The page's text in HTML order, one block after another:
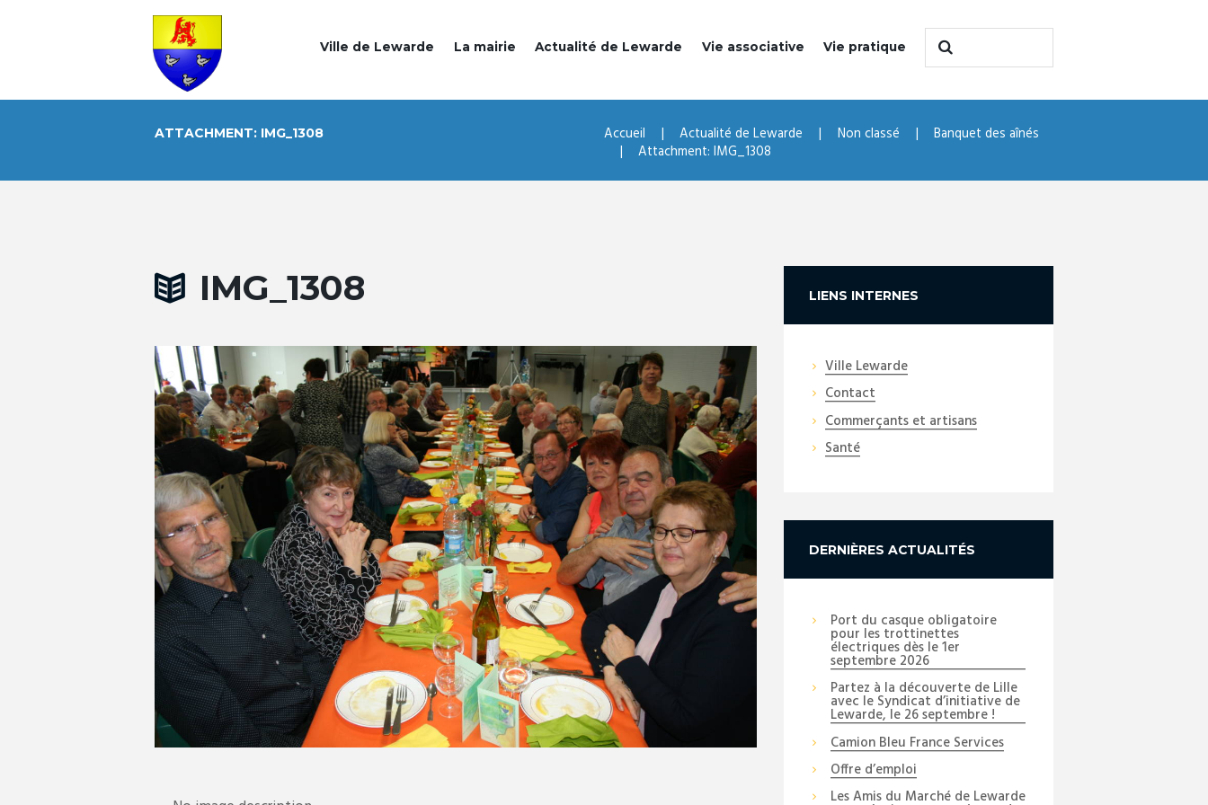
Ville de Lewarde La mairie Actualité de Lewarde Vie associative Vie pratique
ATTACHMENT: IMG_1308 Accueil Actualité de Lewarde Non classé
Banquet des aînés
Attachment: IMG_1308
IMG_1308
Next item
IMG_1309
LIENS INTERNES
Ville Lewarde
Contact
Commerçants et artisans
Santé
DERNIÈRES ACTUALITÉS
Port du casque obligatoire
pour les trottinettes
électriques dès le 1er
septembre 2026
Partez à la découverte de Lille
avec le Syndicat d’initiative de
Lewarde, le 26 septembre !
Camion Bleu France Services
Offre d’emploi
Les Amis du Marché de Lewarde